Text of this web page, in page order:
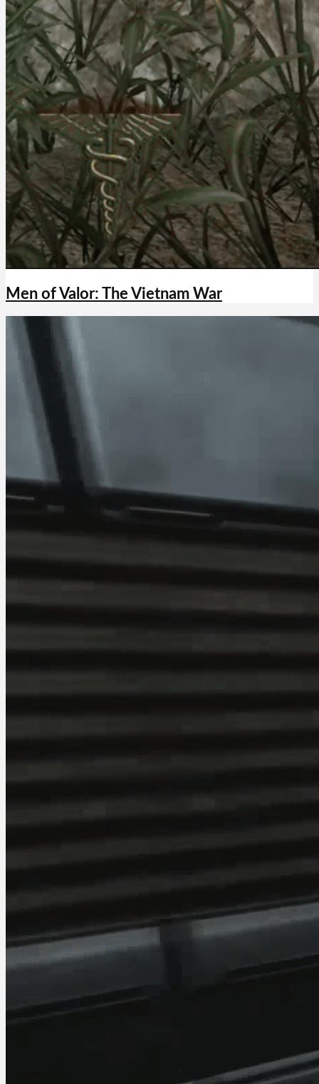
Men of Valor: The Vietnam War